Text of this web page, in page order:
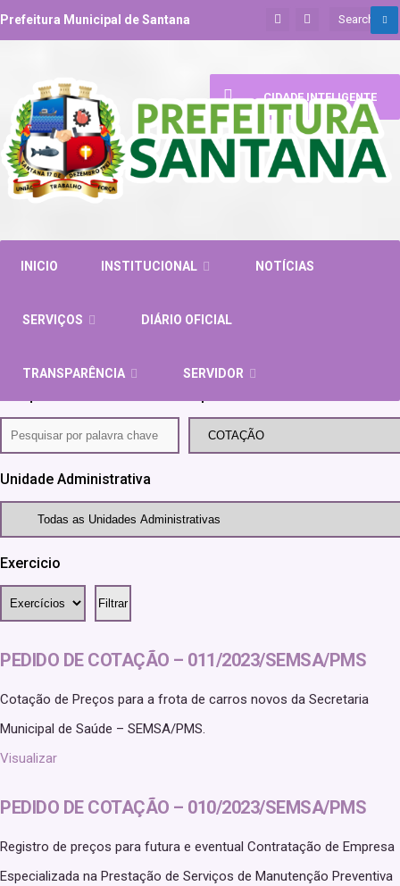
Prefeitura Municipal de Santana
INICIO INSTITUCIONAL NOTÍCIAS
SERVIÇOS DIÁRIO OFICIAL
TRANSPARÊNCIA SERVIDOR
CIDADE INTELIGENTE
Unidade Administrativa
Exercicio
PEDIDO DE COTAÇÃO – 011/2023/SEMSA/PMS
Cotação de Preços para a frota de carros novos da Secretaria
Municipal de Saúde – SEMSA/PMS.
Visualizar
PEDIDO DE COTAÇÃO – 010/2023/SEMSA/PMS
Registro de preços para futura e eventual Contratação de Empresa
Especializada na Prestação de Serviços de Manutenção Preventiva